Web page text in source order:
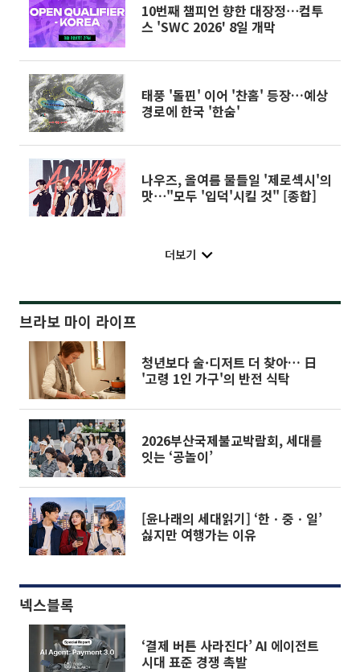
10번째 챔피언 향한 대장정⋯컴투
스 'SWC 2026' 8일 개막
태풍 '돌핀' 이어 '찬홈' 등장…예상
경로에 한국 '한숨'
나우즈, 올여름 물들일 '제로섹시'의
맛⋯"모두 '입덕'시킬 것" [종합]
더보기
브라보 마이 라이프
청년보다 술·디저트 더 찾아… 日
'고령 1인 가구'의 반전 식탁
2026부산국제불교박람회, 세대를
잇는 ‘공놀이’
[윤나래의 세대읽기] ‘한ㆍ중ㆍ일’
싫지만 여행가는 이유
넥스블록
‘결제 버튼 사라진다’ AI 에이전트
시대 표준 경쟁 촉발